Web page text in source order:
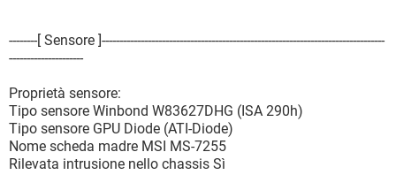
--------[ Sensore ]--------------------------------------------------------------------------------
---------------------
Proprietà sensore:
Tipo sensore Winbond W83627DHG (ISA 290h)
Tipo sensore GPU Diode (ATI-Diode)
Nome scheda madre MSI MS-7255
Rilevata intrusione nello chassis Sì